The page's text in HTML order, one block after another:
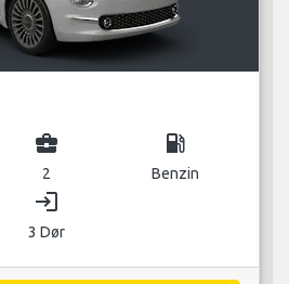
business_center
2
local_gas_station
Benzin
login
3 Dør